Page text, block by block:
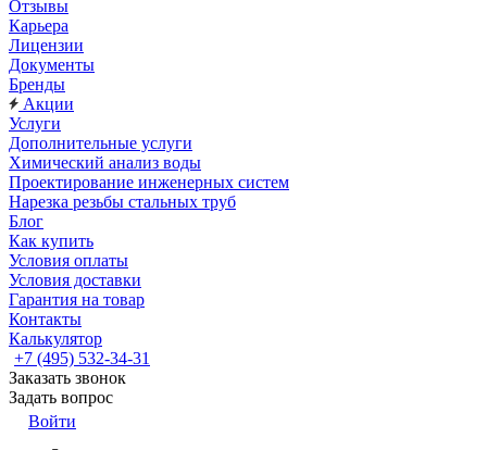
Отзывы
Карьера
Лицензии
Документы
Бренды
Акции
Услуги
Дополнительные услуги
Химический анализ воды
Проектирование инженерных систем
Нарезка резьбы стальных труб
Блог
Как купить
Условия оплаты
Условия доставки
Гарантия на товар
Контакты
Калькулятор
+7 (495) 532‑34‑31
Заказать звонок
Задать вопрос
Войти